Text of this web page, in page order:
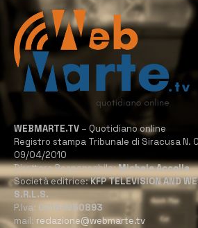
WEBMARTE.TV – Quotidiano online
Registro stampa Tribunale di Siracusa N.
09/04/2010
Direttore Responsabile:Michele Accolla
Società editrice:KFP TELEVISION AND
S.R.L.S.
P.Iva: 02184950893
mail: redazione@webmarte.tv